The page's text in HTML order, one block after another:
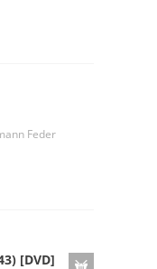
Feder
[DVD]